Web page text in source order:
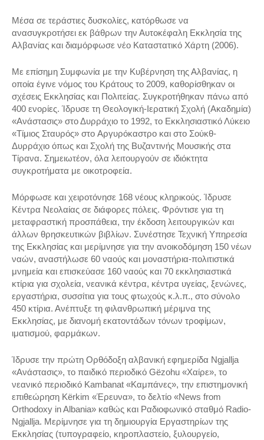
Μέσα σε τεράστιες δυσκολίες, κατόρθωσε να
ανασυγκροτήσει εκ βάθρων την Αυτοκέφαλη Eκκλησία της
Aλβανίας και διαμόρφωσε νέο Καταστατικό Χάρτη (2006).
Με επίσημη Συμφωνία με την Κυβέρνηση της Αλβανίας, η
οποία έγινε νόμος του Κράτους το 2009, καθορίσθηκαν οι
σχέσεις Εκκλησίας και Πολιτείας. Συγκροτήθηκαν πάνω από
400 ενορίες. Ίδρυσε τη Θεολογική-Iερατική Σχολή (Aκαδημία)
«Aνάστασις» στο Δυρράχιο το 1992, το Eκκλησιαστικό Λύκειο
«Tίμιος Σταυρός» στο Aργυρόκαστρο και στο Σούκθ-
Δυρράχιο όπως και Σχολή της Βυζαντινής Μουσικής στα
Τίρανα. Σημειωτέον, όλα λειτουργούν σε ιδιόκτητα
συγκροτήματα με οικοτροφεία.
Mόρφωσε και χειροτόνησε 168 νέους κληρικούς. Ίδρυσε
Κέντρα Νεολαίας σε διάφορες πόλεις. Φρόντισε για τη
μεταφραστική προσπάθεια, την έκδοση λειτουργικών και
άλλων θρησκευτικών βιβλίων. Συνέστησε Τεχνική Υπηρεσία
της Eκκλησίας και μερίμνησε για την ανοικοδόμηση 150 νέων
ναών, αναστήλωσε 60 ναούς και μοναστήρια-πολιτιστικά
μνημεία και επισκεύασε 160 ναούς και 70 εκκλησιαστικά
κτίρια για σχολεία, νεανικά κέντρα, κέντρα υγείας, ξενώνες,
εργαστήρια, συσσίτια για τους φτωχούς κ.λ.π., στο σύνολο
450 κτίρια. Ανέπτυξε τη φιλανθρωπική μέριμνα της
Εκκλησίας, με διανομή εκατοντάδων τόνων τροφίμων,
ιματισμού, φαρμάκων.
Ίδρυσε την πρώτη Ορθόδοξη αλβανική εφημερίδα Ngjallja
«Aνάστασις», το παιδικό περιοδικό Gëzohu «Χαίρε», το
νεανικό περιοδικό Kambanat «Καμπάνες», την επιστημονική
επιθεώρηση Kërkim «Έρευνα», το δελτίο «News from
Orthodoxy in Albania» καθώς και Ραδιοφωνικό σταθμό Radio-
Ngjallja. Μερίμνησε για τη δημιουργία Εργαστηρίων της
Εκκλησίας (τυπογραφείο, κηροπλαστείο, ξυλουργείο,